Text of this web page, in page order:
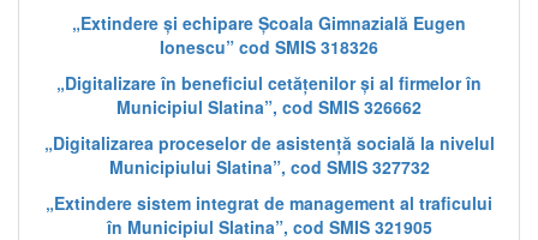
„Extindere și echipare Școala Gimnazială Eugen
Ionescu” cod SMIS 318326
„Digitalizare în beneficiul cetățenilor și al firmelor în
Municipiul Slatina”, cod SMIS 326662
„Digitalizarea proceselor de asistență socială la nivelul
Municipiului Slatina”, cod SMIS 327732
„Extindere sistem integrat de management al traficului
în Municipiul Slatina”, cod SMIS 321905